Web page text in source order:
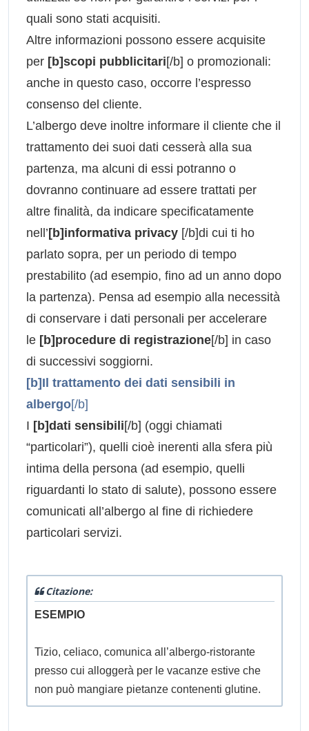
quali sono stati acquisiti.
Altre informazioni possono essere acquisite
per [b]scopi pubblicitari[/b] o promozionali:
anche in questo caso, occorre l’espresso
consenso del cliente.
L’albergo deve inoltre informare il cliente che il
trattamento dei suoi dati cesserà alla sua
partenza, ma alcuni di essi potranno o
dovranno continuare ad essere trattati per
altre finalità, da indicare specificatamente
nell’[b]informativa privacy [/b]di cui ti ho
parlato sopra, per un periodo di tempo
prestabilito (ad esempio, fino ad un anno dopo
la partenza). Pensa ad esempio alla necessità
di conservare i dati personali per accelerare
le [b]procedure di registrazione[/b] in caso
di successivi soggiorni.
[b]Il trattamento dei dati sensibili in
albergo[/b]
I [b]dati sensibili[/b] (oggi chiamati
“particolari”), quelli cioè inerenti alla sfera più
intima della persona (ad esempio, quelli
riguardanti lo stato di salute), possono essere
comunicati all’albergo al fine di richiedere
particolari servizi.
Citazione:
ESEMPIO
Tizio, celiaco, comunica all’albergo-ristorante
presso cui alloggerà per le vacanze estive che
non può mangiare pietanze contenenti glutine.